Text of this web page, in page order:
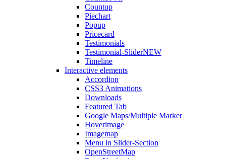
Countup
Piechart
Popup
Pricecard
Testimonials
Testimonial-SliderNEW
Timeline
Interactive elements
Accordion
CSS3 Animations
Downloads
Featured Tab
Google Maps/Multiple Marker
Hoverimage
Imagemap
Menu in Slider-Section
OpenStreetMap